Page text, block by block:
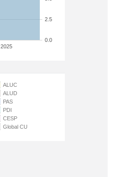
2025
0.0
2.5
ALUC
ALUD
PAS
PDI
CESP
Global CU